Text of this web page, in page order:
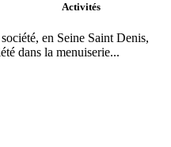
Activités
en Seine Saint Denis,
dans la menuiserie...